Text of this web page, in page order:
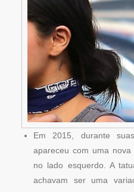
Em 2015, durante
apareceu com uma nova
no lado esquerdo. A
achavam ser uma